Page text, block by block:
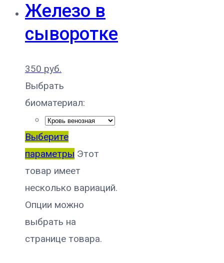
Железо в
сыворотке
350 руб.
Выбрать
биоматериал:
Выберите
параметры Этот
товар имеет
несколько вариаций.
Опции можно
выбрать на
странице товара.